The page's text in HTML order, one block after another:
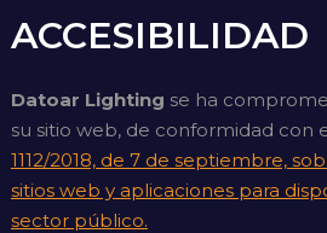
ACCESIBILIDAD
Datoar Lighting se ha
su sitio web, de conformidad con
1112/2018, de 7 de septiembre,
sitios web y aplicaciones para
sector público.